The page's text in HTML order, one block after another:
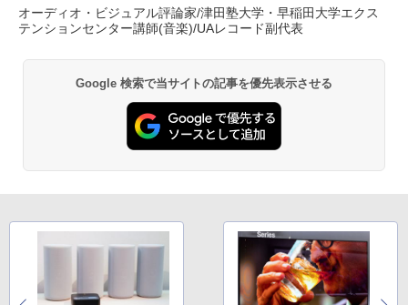
オーディオ・ビジュアル評論家/津田塾大学・早稲田大学エクス
テンションセンター講師(音楽)/UAレコード副代表
Google 検索で当サイトの記事を優先表示させる